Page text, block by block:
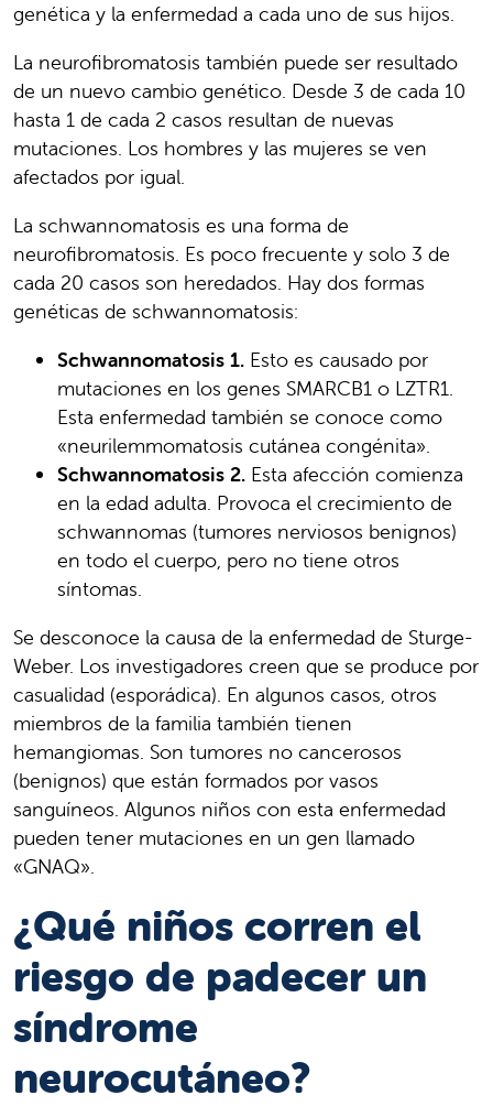
genética y la enfermedad a cada uno de sus hijos.
La neurofibromatosis también puede ser resultado
de un nuevo cambio genético. Desde 3 de cada 10
hasta 1 de cada 2 casos resultan de nuevas
mutaciones. Los hombres y las mujeres se ven
afectados por igual.
La schwannomatosis es una forma de
neurofibromatosis. Es poco frecuente y solo 3 de
cada 20 casos son heredados. Hay dos formas
genéticas de schwannomatosis:
Schwannomatosis 1. Esto es causado por
mutaciones en los genes SMARCB1 o LZTR1.
Esta enfermedad también se conoce como
«neurilemmomatosis cutánea congénita».
Schwannomatosis 2. Esta afección comienza
en la edad adulta. Provoca el crecimiento de
schwannomas (tumores nerviosos benignos)
en todo el cuerpo, pero no tiene otros
síntomas.
Se desconoce la causa de la enfermedad de Sturge-
Weber. Los investigadores creen que se produce por
casualidad (esporádica). En algunos casos, otros
miembros de la familia también tienen
hemangiomas. Son tumores no cancerosos
(benignos) que están formados por vasos
sanguíneos. Algunos niños con esta enfermedad
pueden tener mutaciones en un gen llamado
«GNAQ».
¿Qué niños corren el
riesgo de padecer un
síndrome
neurocutáneo?